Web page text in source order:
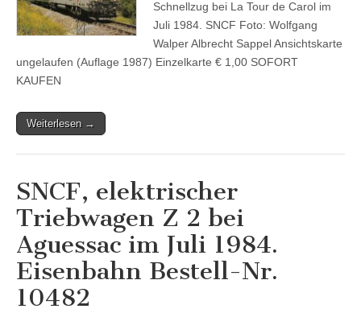
Schnellzug bei La Tour de Carol im
Juli 1984. SNCF Foto: Wolfgang
Walper Albrecht Sappel Ansichtskarte
ungelaufen (Auflage 1987) Einzelkarte € 1,00 SOFORT
KAUFEN
Weiterlesen →
SNCF, elektrischer
Triebwagen Z 2 bei
Aguessac im Juli 1984.
Eisenbahn Bestell-Nr.
10482